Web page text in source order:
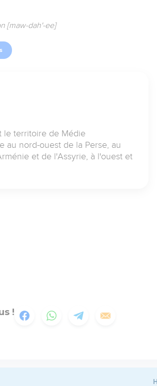
[maw-dah'-ee]
le territoire de Médie
au nord-ouest de la Perse, au
et de l'Assyrie, à l'ouest et
!